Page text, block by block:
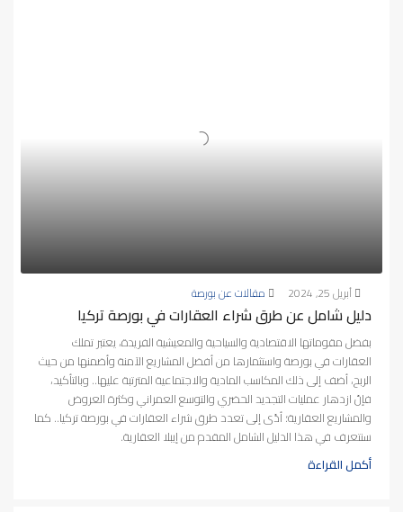
أبريل 25, 2024 مقالات عن بورصة
دليل شامل عن طرق شراء العقارات في بورصة تركيا
بفضل مقوماتها الاقتصادية والسياحية والمعيشية الفريدة، يعتبر تملك
العقارات في بورصة واستثمارها من أفضل المشاريع الآمنة وأضمنها من حيث
الربح، أضف إلى ذلك المكاسب المادية والاجتماعية المترتبة عليها.. وبالتأكيد،
فإنّ ازدهار عمليات التجديد الحضري والتوسع العمراني وكثرة العروض
والمشاريع العقارية؛ أدّى إلى تعدد طرق شراء العقارات في بورصة تركيا.. كما
سنتعرف في هذا الدليل الشامل المقدم من إيبلا العقارية.
أكمل القراءة